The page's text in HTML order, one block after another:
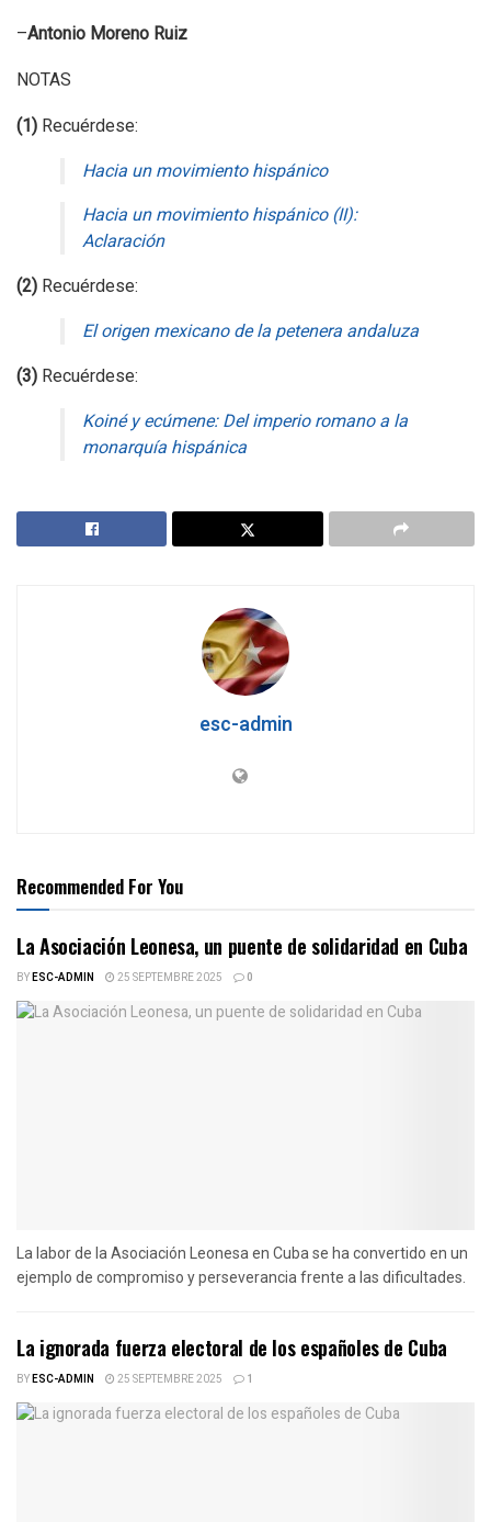
–Antonio Moreno Ruiz
NOTAS
(1) Recuérdese:
Hacia un movimiento hispánico
Hacia un movimiento hispánico (II):
Aclaración
(2) Recuérdese:
El origen mexicano de la petenera andaluza
(3) Recuérdese:
Koiné y ecúmene: Del imperio romano a la
monarquía hispánica
esc-admin
Recommended For You
La Asociación Leonesa, un puente de solidaridad en Cuba
BYESC-ADMIN 25 SEPTEMBRE 2025 0
La labor de la Asociación Leonesa en Cuba se ha convertido en un
ejemplo de compromiso y perseverancia frente a las dificultades.
La ignorada fuerza electoral de los españoles de Cuba
BYESC-ADMIN 25 SEPTEMBRE 2025 1